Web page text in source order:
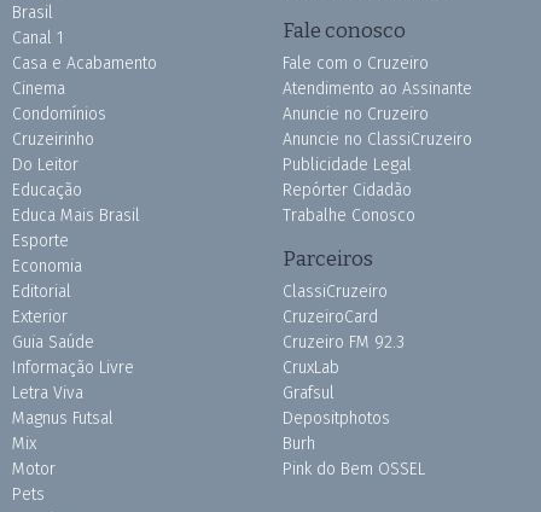
Brasil
Canal 1
Casa e Acabamento
Cinema
Condomínios
Cruzeirinho
Do Leitor
Educação
Educa Mais Brasil
Esporte
Economia
Editorial
Exterior
Guia Saúde
Informação Livre
Letra Viva
Magnus Futsal
Mix
Motor
Pets
Fale conosco
Fale com o Cruzeiro
Atendimento ao Assinante
Anuncie no Cruzeiro
Anuncie no ClassiCruzeiro
Publicidade Legal
Repórter Cidadão
Trabalhe Conosco
Parceiros
ClassiCruzeiro
CruzeiroCard
Cruzeiro FM 92.3
CruxLab
Grafsul
Depositphotos
Burh
Pink do Bem OSSEL